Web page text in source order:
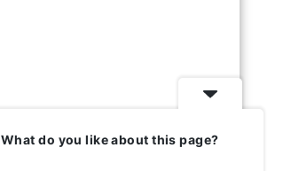
What do you like about this page?